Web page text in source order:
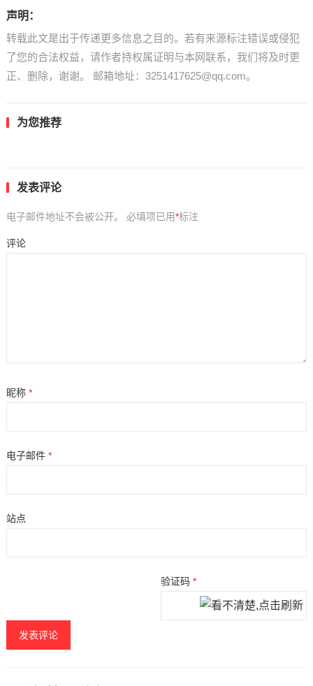
声明：
转载此文是出于传递更多信息之目的。若有来源标注错误或侵犯
了您的合法权益，请作者持权属证明与本网联系，我们将及时更
正、删除，谢谢。 邮箱地址：3251417625@qq.com。
为您推荐
发表评论
电子邮件地址不会被公开。 必填项已用*标注
评论
昵称 *
电子邮件 *
站点
验证码*